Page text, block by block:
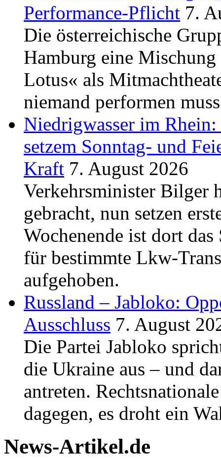
Performance-Pflicht 7.
Die österreichische
Hamburg eine
Lotus« als
niemand performen
Niedrigwasser im
setzem Sonntag- und
Kraft 7. August 2026
Verkehrsminister Bilger
gebracht, nun setzen
Wochenende ist dort
für bestimmte Lkw-
aufgehoben.
Russland – Jabloko:
Ausschluss 7. August
Die Partei Jabloko
die Ukraine aus – und
antreten.
dagegen, es droht ein
News-Artikel.de